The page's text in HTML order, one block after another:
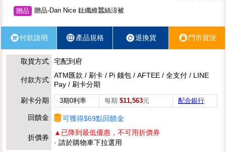
贈品 贈品-Dan Nice 鈦纖維蠶絲涼被
付款說明 產品規格 退換貨 門市貨況
取貨方式 宅配到府
付款方式
ATM匯款 / 刷卡 / Pi 錢包 / AFTEE / 全支付 / LINE
Pay / 刷卡分期
刷卡分期
3期0利率 每期 $11,563元 配合銀行
回饋金 可獲得$69點回饋金
折價券
▲已降到最低優惠，不可用折價券
· 請於購物車下拉選用